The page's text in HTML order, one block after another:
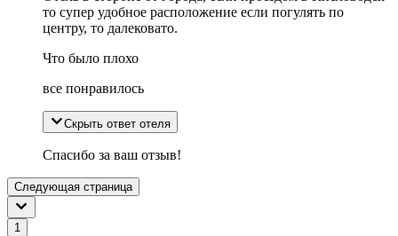
то супер удобное расположение если погулять по
центру, то далековато.
Что было плохо
все понравилось
Скрыть ответ отеля
Спасибо за ваш отзыв!
Следующая страница
1